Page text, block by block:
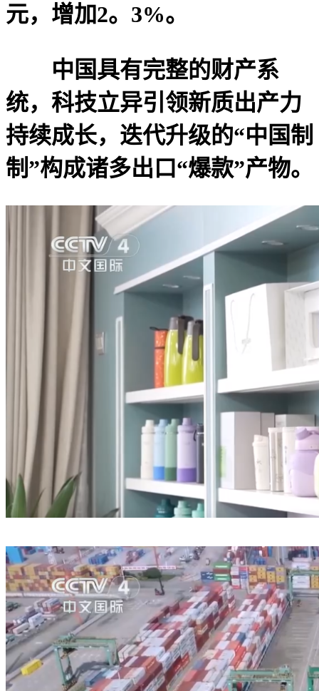
元，增加2。3%。
中国具有完整的财产系
统，科技立异引领新质出产力
持续成长，迭代升级的“中国制
制”构成诸多出口“爆款”产物。